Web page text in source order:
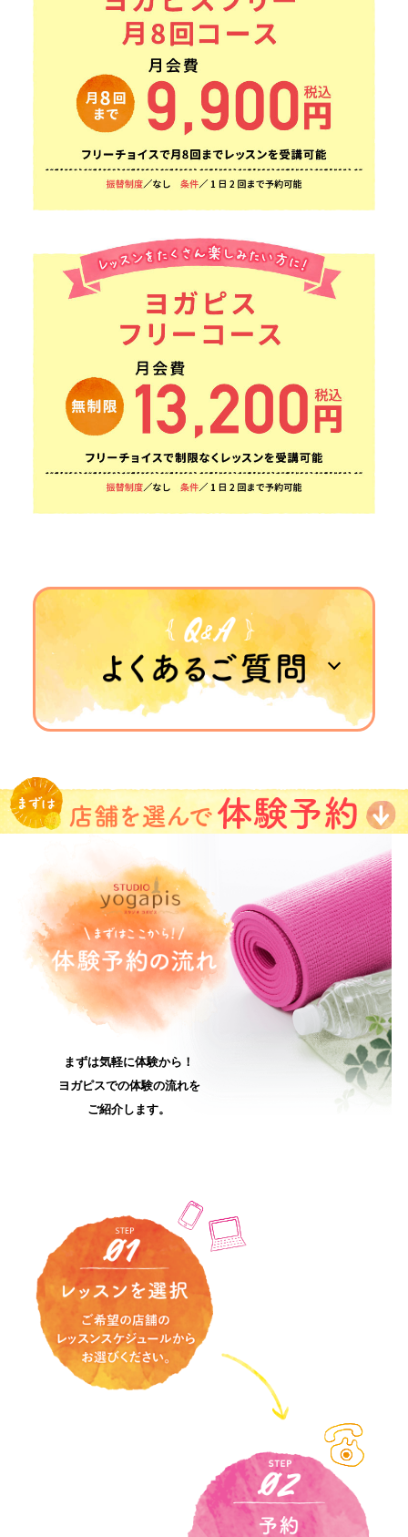
まずは気軽に体験から！
ヨガピスでの体験の流れを
ご紹介します。